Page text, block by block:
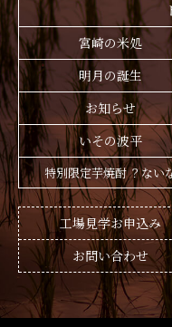
宮崎の米処
明月の誕生
お知らせ
いその波平
特別限定芋焼酎 ？ない
工場見学お申込み
お問い合わせ